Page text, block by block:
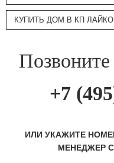
КУПИТЬ ДОМ В КП
+7
ИЛИ УКАЖИТЕ
МЕНЕДЖЕР